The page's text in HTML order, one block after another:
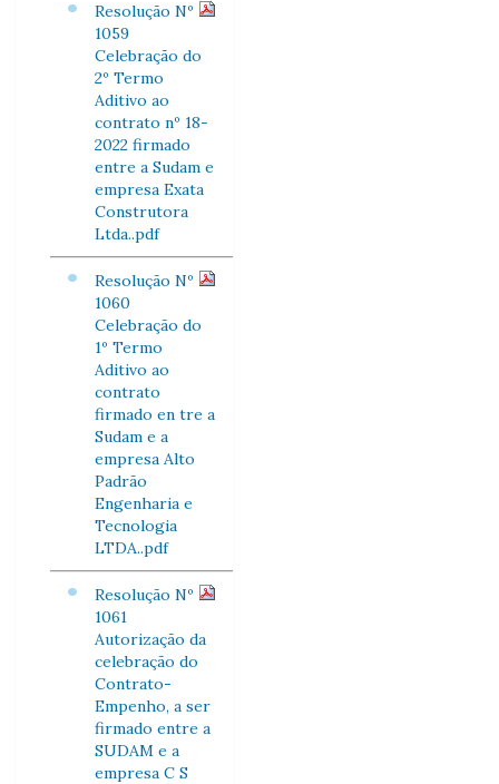
Resolução Nº
1059
Celebração do
2º Termo
Aditivo ao
contrato nº 18-
2022 firmado
entre a Sudam e
empresa Exata
Construtora
Ltda..pdf
Resolução Nº
1060
Celebração do
1º Termo
Aditivo ao
contrato
firmado en tre a
Sudam e a
empresa Alto
Padrão
Engenharia e
Tecnologia
LTDA..pdf
Resolução Nº
1061
Autorização da
celebração do
Contrato-
Empenho, a ser
firmado entre a
SUDAM e a
empresa C S